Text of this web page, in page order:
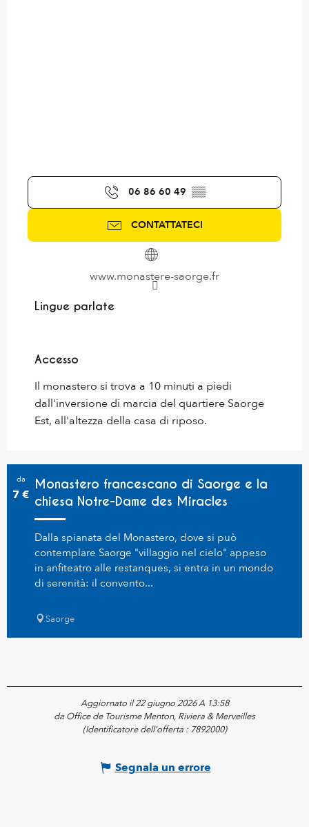
06 86 60 49 ▒▒
CONTATTATECI
www.monastere-saorge.fr
Lingue parlate
Lingue parlate
Accesso
Accesso
Il monastero si trova a 10 minuti a piedi
dall'inversione di marcia del quartiere Saorge
Est, all'altezza della casa di riposo.
da
7€
Monastero francescano di Saorge e la
chiesa Notre-Dame des Miracles
Dalla spianata del Monastero, dove si può
contemplare Saorge "villaggio nel cielo" appeso
in anfiteatro alle restanques, si entra in un mondo
di serenità: il convento...
Saorge
Aggiornato il 22 giugno 2026 A 13:58
da Office de Tourisme Menton, Riviera & Merveilles
(Identificatore dell'offerta : 7892000)
Segnala un errore